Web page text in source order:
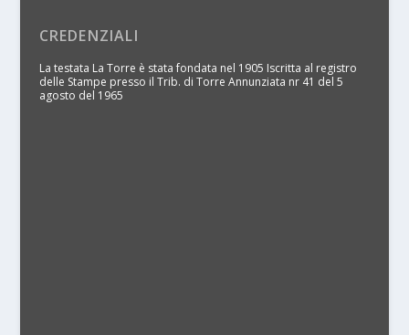
CREDENZIALI
La testata La Torre è stata fondata nel 1905 Iscritta al registro
delle Stampe presso il Trib. di Torre Annunziata nr 41 del 5
agosto del 1965